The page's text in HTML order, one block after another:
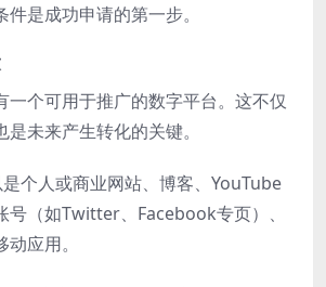
是成功申请的第一步。
一个可用于推广的数字平台。这不仅
未来产生转化的关键。
个人或商业网站、博客、YouTube
号（如Twitter、Facebook专页）、
应用。